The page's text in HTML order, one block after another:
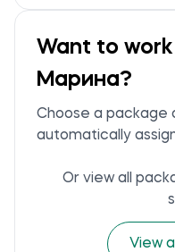
Want to
Марина?
Choose a package
automatically
Or view all
View